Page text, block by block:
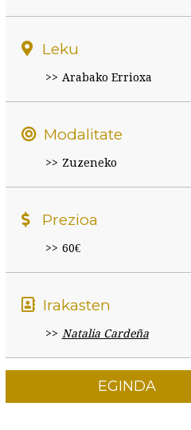
Leku
Arabako Errioxa
Modalitate
Zuzeneko
Prezioa
60€
Irakasten
Natalia Cardeña
EGINDA